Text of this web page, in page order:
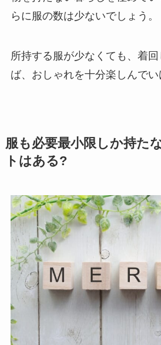
らに服の数は少ないでしょう。
所持する服が少なくても、着
ば、おしゃれを十分楽しんでい
服も必要最小限しか持た
トはある?